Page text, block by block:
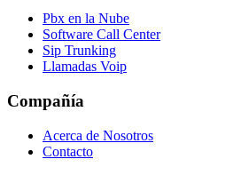
Pbx en la Nube
Software Call Center
Sip Trunking
Llamadas Voip
Compañía
Acerca de Nosotros
Contacto